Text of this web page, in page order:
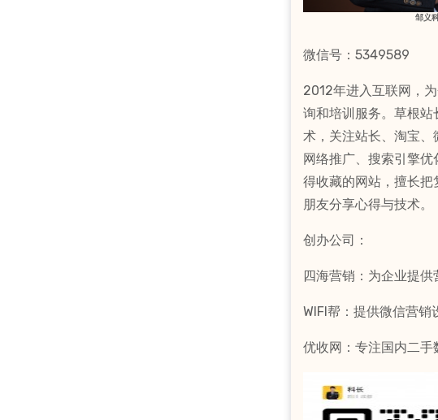
邹义
微信号：5349589
2012年进入互联网，
询和培训服务。草根站
术，关注站长、淘宝、
网络推广、搜索引擎
得收藏的网站，擅长
朋友分享心得与技术。
创办公司：
四海营销：为企业提供
WIFI帮：提供微信营销
优收网：专注国内二手